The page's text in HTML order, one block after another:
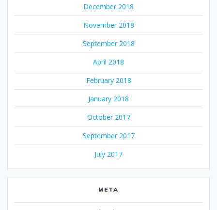
December 2018
November 2018
September 2018
April 2018
February 2018
January 2018
October 2017
September 2017
July 2017
META